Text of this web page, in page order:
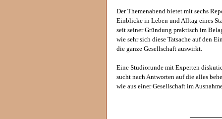
Der Themenabend bietet mit sechs
Einblicke in Leben und Alltag eines
seit seiner Gründung praktisch im
wie sehr sich diese Tatsache auf den
die ganze Gesellschaft auswirkt.
Eine Studiorunde mit Experten
sucht nach Antworten auf die alles
wie aus einer Gesellschaft im